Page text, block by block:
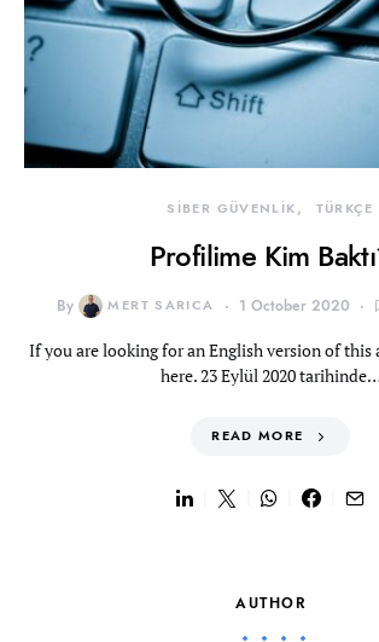
SİBER GÜVENLİK TÜRKÇE
Profilime Kim
By MERT SARICA 1 October 2020
If you are looking for an English version of this
here. 23 Eylül 2020
READ MORE
AUTHOR